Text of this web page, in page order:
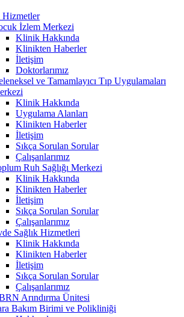
İzlem Merkezi
Klinik Hakkında
Klinikten Haberler
İletişim
Doktorlarımız
ve Tamamlayıcı Tıp Uygulamaları
Klinik Hakkında
Uygulama Alanları
Klinikten Haberler
İletişim
Sıkça Sorulan Sorular
Çalışanlarımız
Ruh Sağlığı Merkezi
Klinik Hakkında
Klinikten Haberler
İletişim
Sıkça Sorulan Sorular
Çalışanlarımız
Sağlık Hizmetleri
Klinik Hakkında
Klinikten Haberler
İletişim
Sıkça Sorulan Sorular
Çalışanlarımız
Arındırma Ünitesi
Bakım Birimi ve Polikliniği